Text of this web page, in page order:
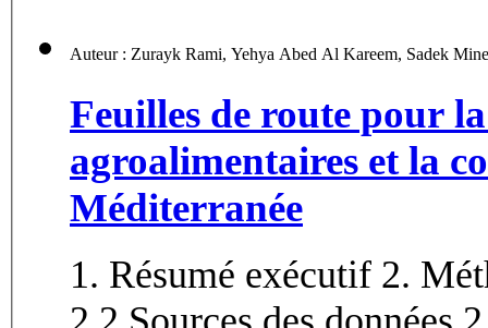
Feuilles de route pour
agroalimentaires et la
Méditerranée
1. Résumé exécutif 2.